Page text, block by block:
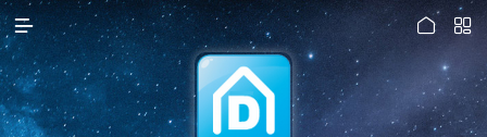

访问电脑版
 
